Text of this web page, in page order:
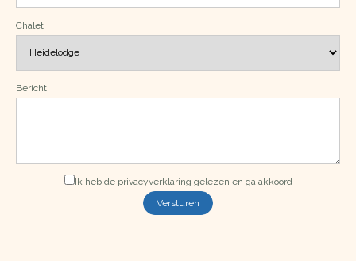
Chalet
Bericht
Ik heb de privacyverklaring gelezen en ga akkoord
Versturen